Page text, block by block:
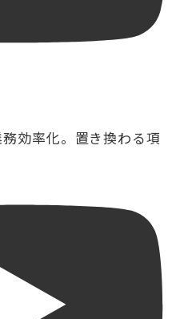
効率化。置き換わる項